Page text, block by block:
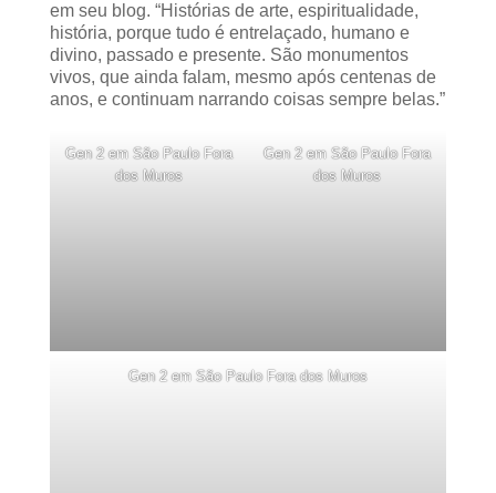
em seu blog. “Histórias de arte, espiritualidade,
história, porque tudo é entrelaçado, humano e
divino, passado e presente. São monumentos
vivos, que ainda falam, mesmo após centenas de
anos, e continuam narrando coisas sempre belas.”
Gen 2 em São Paulo Fora
dos Muros
Gen 2 em São Paulo Fora
dos Muros
Gen 2 em São Paulo Fora dos Muros